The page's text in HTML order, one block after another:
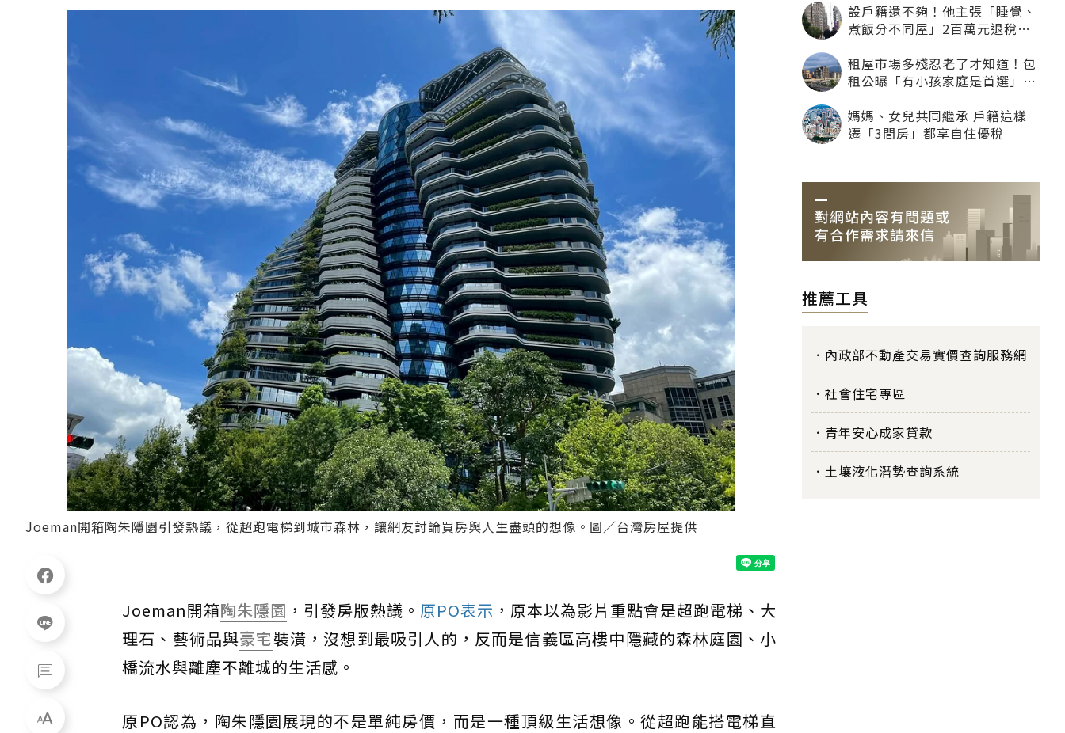
Joeman開箱陶朱隱園引發熱議，從超跑電梯到城市森林，讓網友討論買房與人生盡頭的想像。圖／台灣房屋提供
Joeman開箱陶朱隱園 ，引發房版熱議。 原PO表示 ，原本以為影片重點會是超跑電梯、大
理石、藝術品與豪宅裝潢，沒想到最吸引人的，反而是信義區高樓中隱藏的森林庭園、小
橋流水與離塵不離城的生活感。
原PO認為，陶朱隱園展現的不是單純房價，而是一種頂級生活想像。從超跑能搭電梯直
設戶籍還不夠！他主張「睡覺、
煮飯分不同屋」2百萬元退稅照
租屋市場多殘忍老了才知道！包
租公曝「有小孩家庭是首選」：
媽媽、女兒共同繼承 戶籍這樣
遷「3間房」都享自住優稅
推薦工具
內政部不動產交易實價查詢服務網
社會住宅專區
青年安心成家貸款
土壤液化潛勢查詢系統